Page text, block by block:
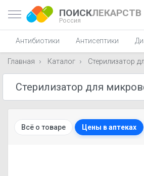
ПОИСКЛЕКАРСТВ
Россия
Антибиотики Антисептики
Главная Каталог Стерилизатор
Всё о товаре Цены в аптеках